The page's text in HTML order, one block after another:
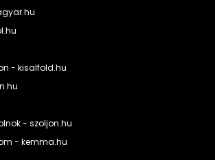
- kisalfold.hu
- szoljon.hu
- kemma.hu